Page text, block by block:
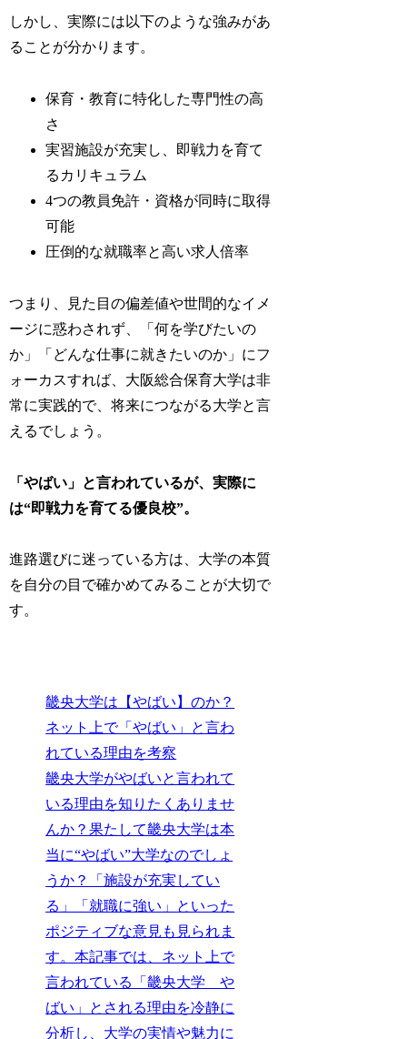
しかし、実際には以下のような強みがあ
ることが分かります。
保育・教育に特化した専門性の高
さ
実習施設が充実し、即戦力を育て
るカリキュラム
4つの教員免許・資格が同時に取得
可能
圧倒的な就職率と高い求人倍率
つまり、見た目の偏差値や世間的なイメ
ージに惑わされず、「何を学びたいの
か」「どんな仕事に就きたいのか」にフ
ォーカスすれば、大阪総合保育大学は非
常に実践的で、将来につながる大学と言
えるでしょう。
「やばい」と言われているが、実際に
は“即戦力を育てる優良校”。
進路選びに迷っている方は、大学の本質
を自分の目で確かめてみることが大切で
す。
畿央大学は【やばい】のか？
ネット上で「やばい」と言わ
れている理由を考察
畿央大学がやばいと言われて
いる理由を知りたくありませ
んか？果たして畿央大学は本
当に“やばい”大学なのでしょ
うか？「施設が充実してい
る」「就職に強い」といった
ポジティブな意見も見られま
す。本記事では、ネット上で
言われている「畿央大学 や
ばい」とされる理由を冷静に
分析し、大学の実情や魅力に